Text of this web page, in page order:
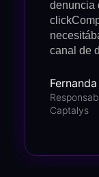
denuncia
canal de
Captalys